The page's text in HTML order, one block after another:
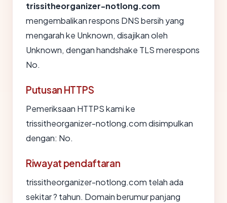
trissitheorganizer-notlong.com
mengembalikan respons DNS bersih yang
mengarah ke Unknown, disajikan oleh
Unknown, dengan handshake TLS merespons
No.
Putusan HTTPS
Pemeriksaan HTTPS kami ke
trissitheorganizer-notlong.com disimpulkan
dengan: No.
Riwayat pendaftaran
trissitheorganizer-notlong.com telah ada
sekitar ? tahun. Domain berumur panjang